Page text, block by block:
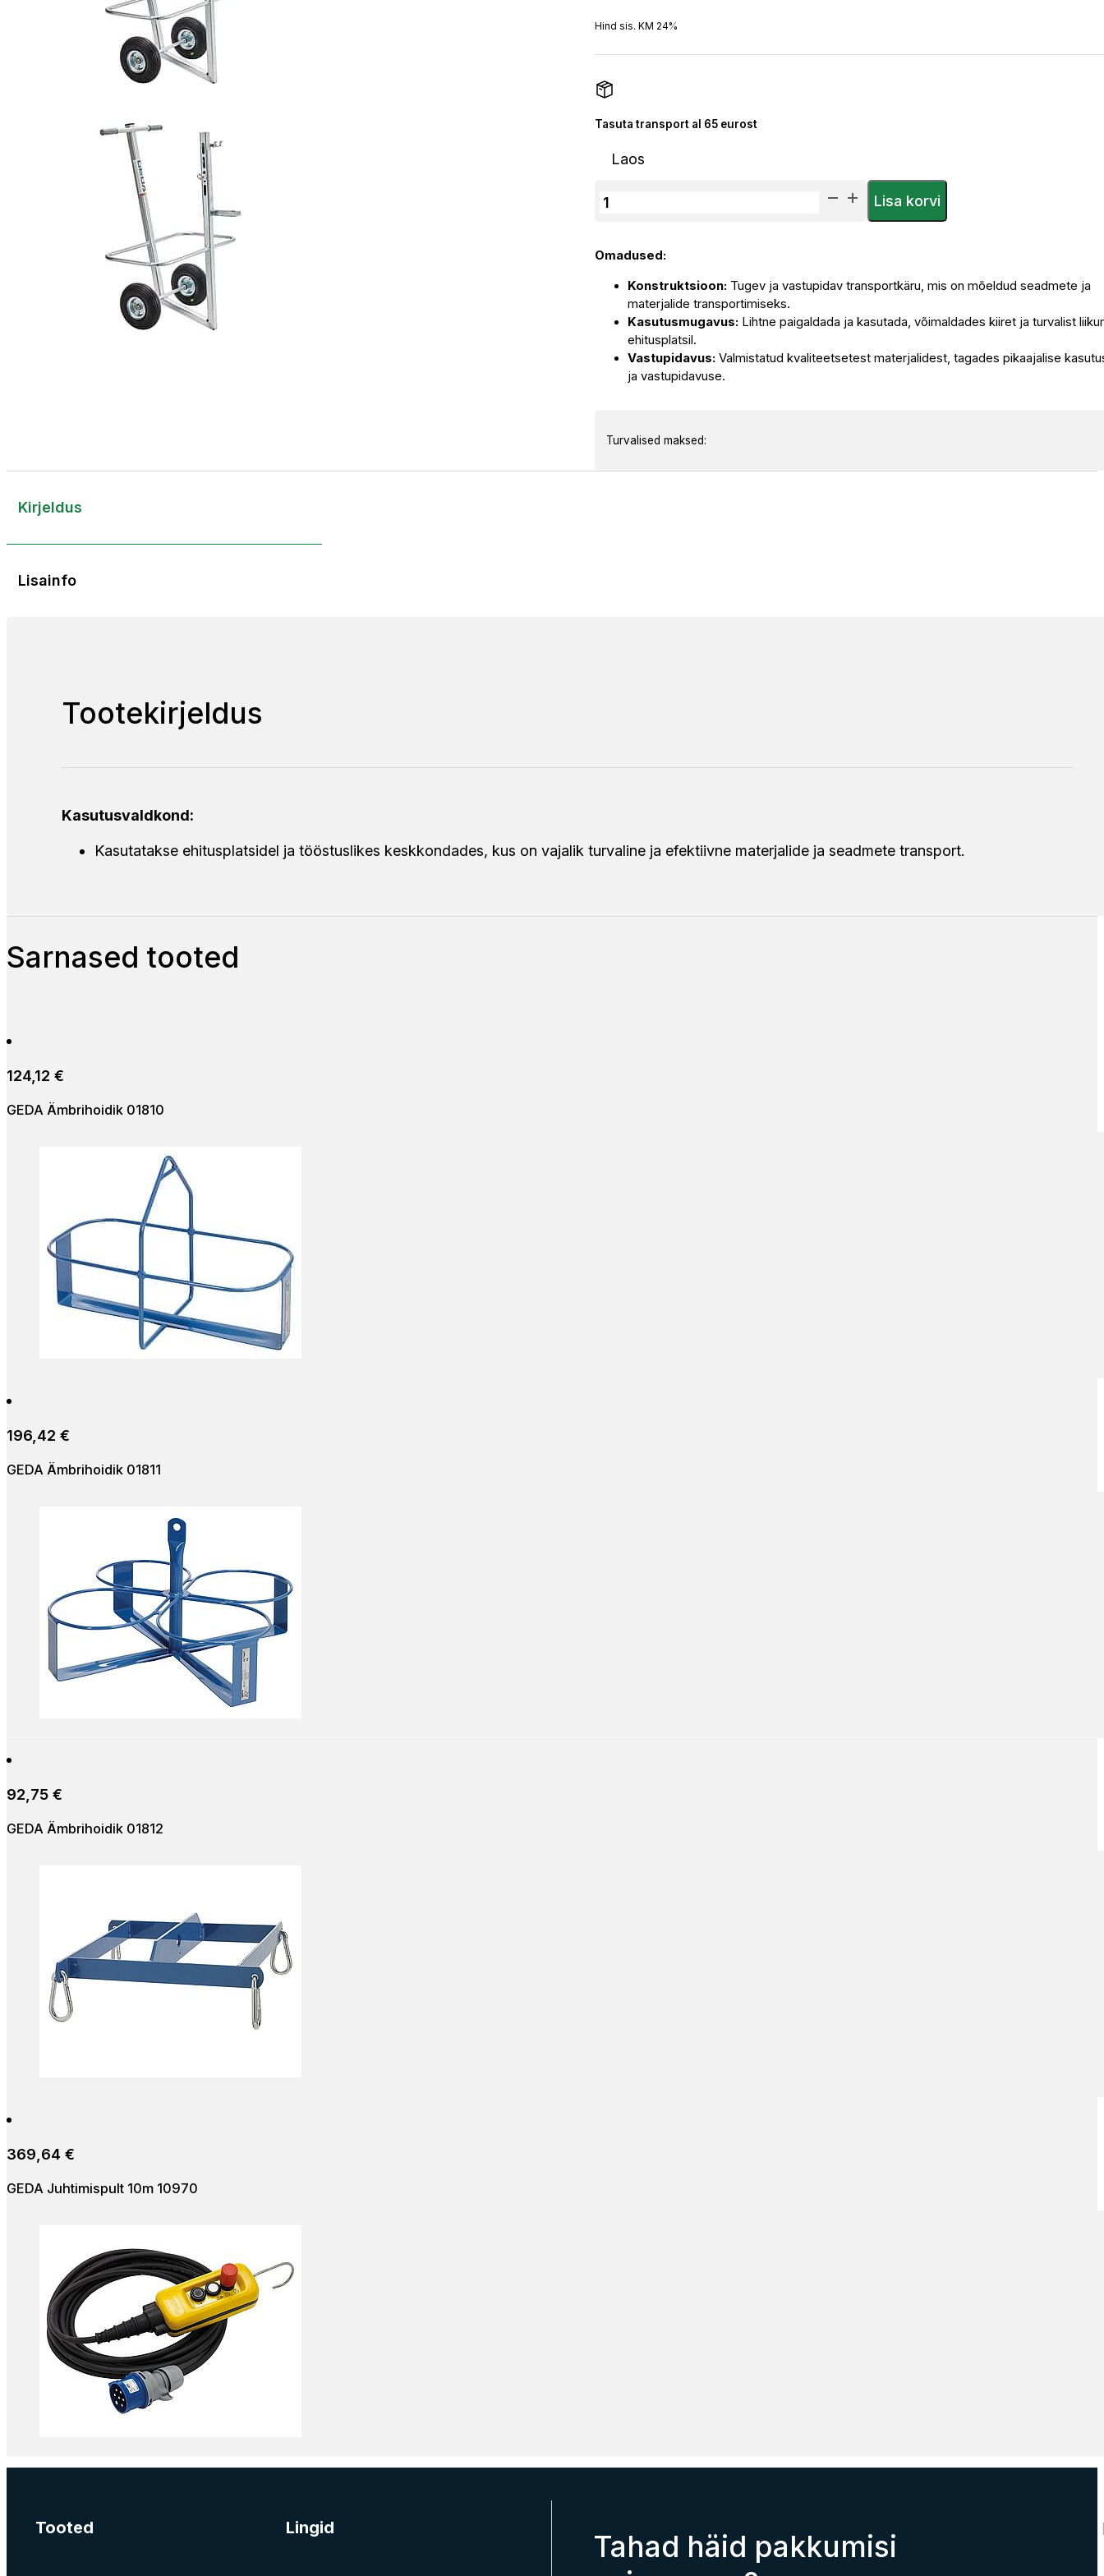
Hind sis. KM 24%
Tasuta transport al 65 eurost
Laos
GEDA
kogus
Lisa korvi
Omadused:
Konstruktsioon: Tugev ja vastupidav transportkäru, mis on mõeldud seadmete ja
materjalide transportimiseks.
Kasutusmugavus: Lihtne paigaldada ja kasutada, võimaldades kiiret ja turvalist
ehitusplatsil.
Vastupidavus: Valmistatud kvaliteetsetest materjalidest, tagades pikaajalise
ja vastupidavuse.
Turvalised maksed:
Kirjeldus
Lisainfo
Tootekirjeldus
Kasutusvaldkond:
Kasutatakse ehitusplatsidel ja tööstuslikes keskkondades, kus on vajalik turvaline ja efektiivne materjalide ja seadmete transport.
Sarnased tooted
124,12 €
GEDA Ämbrihoidik 01810
196,42 €
GEDA Ämbrihoidik 01811
92,75 €
GEDA Ämbrihoidik 01812
369,64 €
GEDA Juhtimispult 10m 10970
Tooted Lingid
Tahad häid pakkumisi